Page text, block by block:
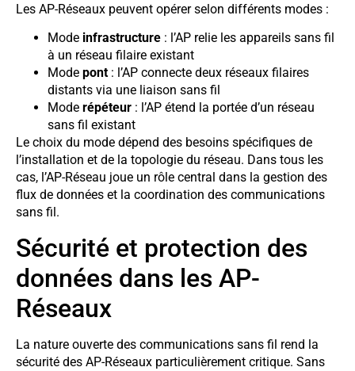
Les AP-Réseaux peuvent opérer selon différents modes :
Mode infrastructure : l’AP relie les appareils sans fil
à un réseau filaire existant
Mode pont : l’AP connecte deux réseaux filaires
distants via une liaison sans fil
Mode répéteur : l’AP étend la portée d’un réseau
sans fil existant
Le choix du mode dépend des besoins spécifiques de
l’installation et de la topologie du réseau. Dans tous les
cas, l’AP-Réseau joue un rôle central dans la gestion des
flux de données et la coordination des communications
sans fil.
Sécurité et protection des
données dans les AP-
Réseaux
La nature ouverte des communications sans fil rend la
sécurité des AP-Réseaux particulièrement critique. Sans